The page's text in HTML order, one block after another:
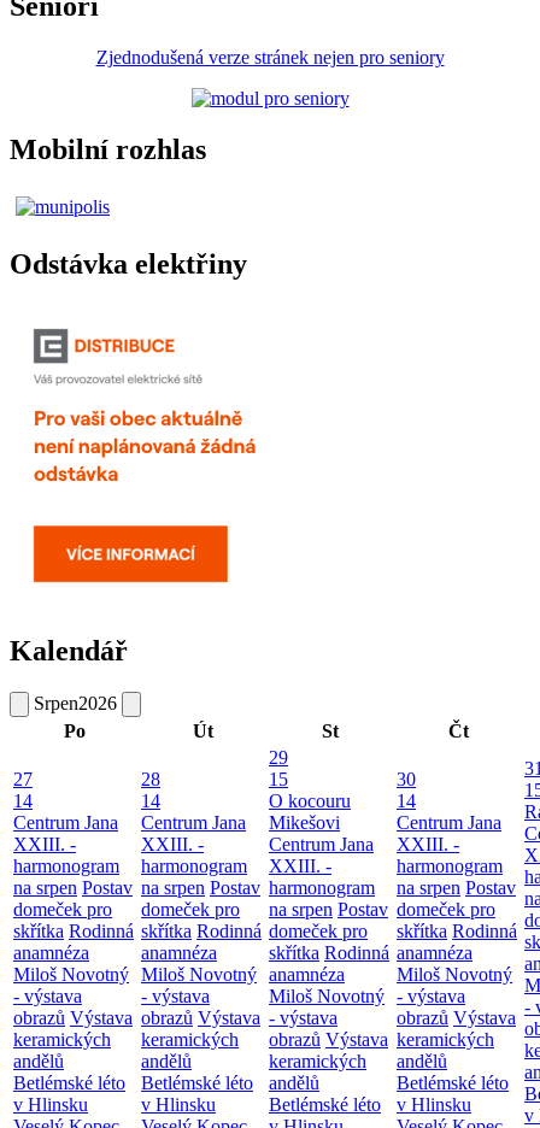
Zjednodušená verze stránek nejen pro seniory
Mobilní rozhlas
Odstávka elektřiny
Kalendář
Srpen2026
Po
Út St Čt
27
14
Centrum Jana
XXIII. -
harmonogram
na srpen Postav
domeček pro
skřítka Rodinná
anamnéza
Miloš Novotný
- výstava
obrazů Výstava
keramických
andělů
Betlémské léto
v Hlinsku
28
14
Centrum Jana
XXIII. -
harmonogram
na srpen Postav
domeček pro
skřítka Rodinná
anamnéza
Miloš Novotný
- výstava
obrazů Výstava
keramických
andělů
Betlémské léto
v Hlinsku
29
15
O kocouru
Mikešovi
Centrum Jana
XXIII. -
harmonogram
na srpen Postav
domeček pro
skřítka Rodinná
anamnéza
Miloš Novotný
- výstava
obrazů Výstava
keramických
andělů
Betlémské léto
30
14
Centrum Jana
XXIII. -
harmonogram
na srpen Postav
domeček pro
skřítka Rodinná
anamnéza
Miloš Novotný
- výstava
obrazů Výstava
keramických
andělů
Betlémské léto
v Hlinsku
-
v